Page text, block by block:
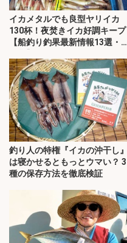
イカメタルでも良型ヤリイカ
130杯！夜焚きイカ好調キープ
【船釣り釣果最新情報13選・玄
釣り人の特権『イカの沖干し』
は寝かせるともっとウマい？ 3
種の保存方法を徹底検証